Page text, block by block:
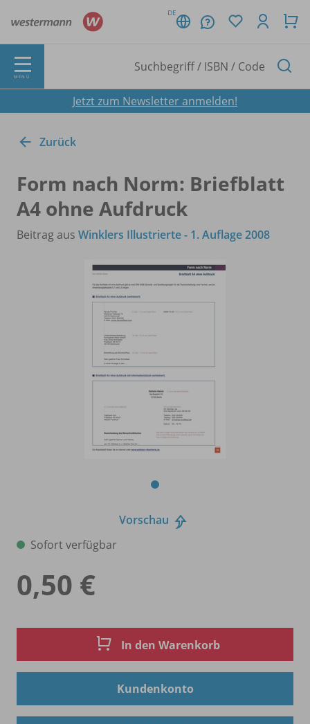
DE
MENÜ
Jetzt zum Newsletter anmelden!
Zurück
Form nach Norm: Briefblatt
A4 ohne Aufdruck
Beitrag aus Winklers Illustrierte - 1. Auflage 2008
Vorschau
Sofort verfügbar
0,50 €
In den Warenkorb
Kundenkonto